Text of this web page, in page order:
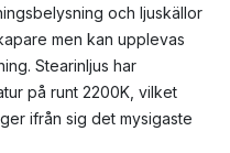
och ljuskällor
men kan upplevas
Stearinljus har
på runt 2200K, vilket
ifrån sig det mysigaste